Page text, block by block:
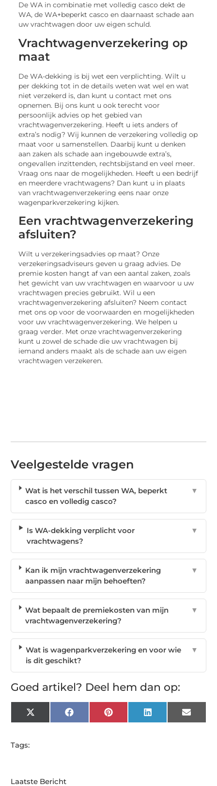
De WA in combinatie met volledig casco dekt de
WA, de WA+beperkt casco en daarnaast schade aan
uw vrachtwagen door uw eigen schuld.
Vrachtwagenverzekering op
maat
De WA-dekking is bij wet een verplichting. Wilt u
per dekking tot in de details weten wat wel en wat
niet verzekerd is, dan kunt u contact met ons
opnemen. Bij ons kunt u ook terecht voor
persoonlijk advies op het gebied van
vrachtwagenverzekering. Heeft u iets anders of
extra’s nodig? Wij kunnen de verzekering volledig op
maat voor u samenstellen. Daarbij kunt u denken
aan zaken als schade aan ingebouwde extra’s,
ongevallen inzittenden, rechtsbijstand en veel meer.
Vraag ons naar de mogelijkheden. Heeft u een bedrijf
en meerdere vrachtwagens? Dan kunt u in plaats
van vrachtwagenverzekering eens naar onze
wagenparkverzekering kijken.
Een vrachtwagenverzekering
afsluiten?
Wilt u verzekeringsadvies op maat? Onze
verzekeringsadviseurs geven u graag advies. De
premie kosten hangt af van een aantal zaken, zoals
het gewicht van uw vrachtwagen en waarvoor u uw
vrachtwagen precies gebruikt. Wil u een
vrachtwagenverzekering afsluiten? Neem contact
met ons op voor de voorwaarden en mogelijkheden
voor uw vrachtwagenverzekering. We helpen u
graag verder. Met onze vrachtwagenverzekering
kunt u zowel de schade die uw vrachtwagen bij
iemand anders maakt als de schade aan uw eigen
vrachtwagen verzekeren.
Veelgestelde vragen
Wat is het verschil tussen WA, beperkt
casco en volledig casco?
▼
Is WA-dekking verplicht voor
vrachtwagens?
▼
Kan ik mijn vrachtwagenverzekering
aanpassen naar mijn behoeften?
▼
Wat bepaalt de premiekosten van mijn
vrachtwagenverzekering?
▼
Wat is wagenparkverzekering en voor wie
is dit geschikt?
▼
Goed artikel? Deel hem dan op:
X
(Twitter)
FacebookPinterest LinkedIn Email
Tags:
Laatste Bericht